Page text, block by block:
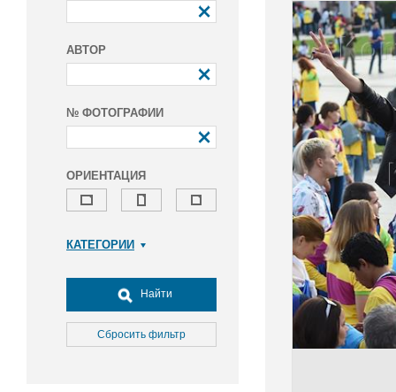
АВТОР
№ ФОТОГРАФИИ
ОРИЕНТАЦИЯ
КАТЕГОРИИ
Досуг, туризм и отдых
Культура
Медицина
Найти
Сбросить фильтр